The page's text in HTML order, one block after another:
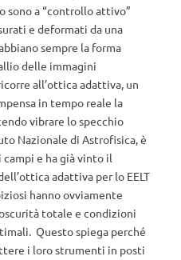
sono a “controllo attivo”
e deformati da una
sempre la forma
delle immagini
all’ottica adattiva, un
in tempo reale la
vibrare lo specchio
Nazionale di Astrofisica, è
e ha già vinto il
adattiva per lo EELT
hanno ovviamente
totale e condizioni
Questo spiega perché
i loro strumenti in posti